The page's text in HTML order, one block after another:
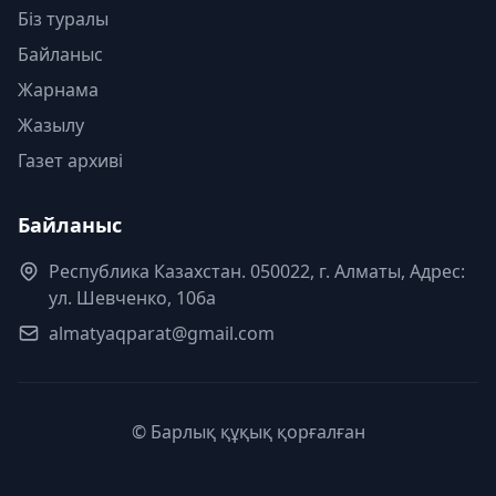
Біз туралы
Байланыс
Жарнама
Жазылу
Газет архиві
Байланыс
Республика Казахстан. 050022, г. Алматы, Адрес:
ул. Шевченко, 106а
almatyaqparat@gmail.com
© Барлық құқық қорғалған